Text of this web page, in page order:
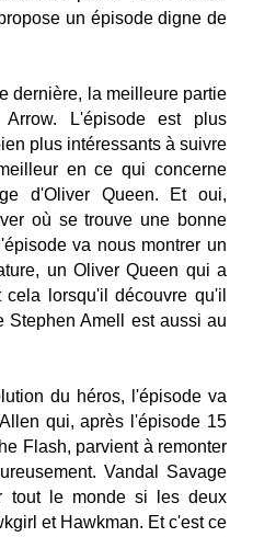
un épisode digne de
dernière, la meilleure partie
L'épisode est plus
plus intéressants à suivre
en ce qui concerne
d'Oliver Queen. Et oui,
où se trouve une bonne
va nous montrer un
un Oliver Queen qui a
lorsqu'il découvre qu'il
Stephen Amell est aussi au
du héros, l'épisode va
qui, après l'épisode 15
Flash, parvient à remonter
Vandal Savage
tout le monde si les deux
et Hawkman. Et c'est ce